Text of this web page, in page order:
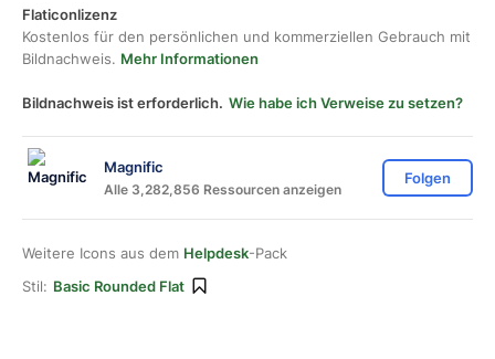
Flaticonlizenz
Kostenlos für den persönlichen und kommerziellen Gebrauch mit
Bildnachweis. Mehr Informationen
Bildnachweis ist erforderlich. Wie habe ich Verweise zu setzen?
Magnific
Alle 3,282,856 Ressourcen anzeigen
Folgen
Weitere Icons aus dem Helpdesk-Pack
Stil: Basic Rounded Flat